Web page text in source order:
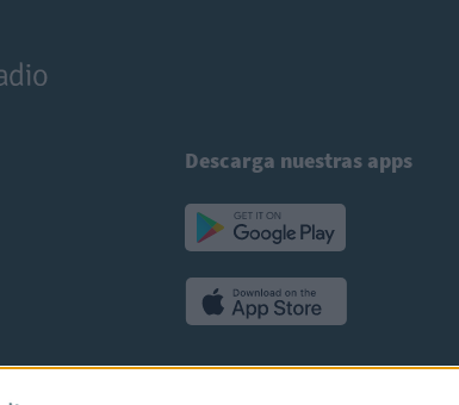
Descarga nuestras apps